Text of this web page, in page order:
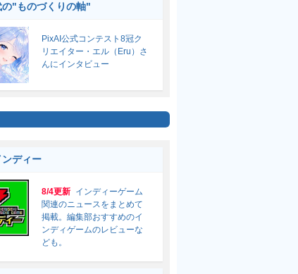
"ものづくりの軸"
PixAI公式コンテスト8冠ク
リエイター・エル（Eru）さ
んにインタビュー
ンディー
8/4更新 インディーゲーム
関連のニュースをまとめて
掲載。編集部おすすめのイ
ンディゲームのレビューな
ども。